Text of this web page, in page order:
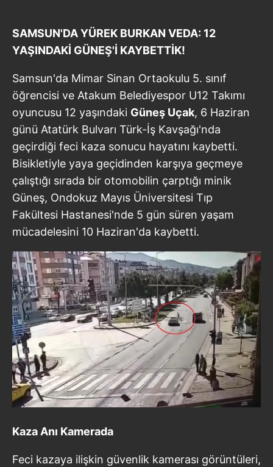
SAMSUN'DA YÜREK BURKAN VEDA: 12
YAŞINDAKİ GÜNEŞ'İ KAYBETTİK!
Samsun'da Mimar Sinan Ortaokulu 5. sınıf
öğrencisi ve Atakum Belediyespor U12 Takımı
oyuncusu 12 yaşındaki Güneş Uçak, 6 Haziran
günü Atatürk Bulvarı Türk-İş Kavşağı'nda
geçirdiği feci kaza sonucu hayatını kaybetti.
Bisikletiyle yaya geçidinden karşıya geçmeye
çalıştığı sırada bir otomobilin çarptığı minik
Güneş, Ondokuz Mayıs Üniversitesi Tıp
Fakültesi Hastanesi'nde 5 gün süren yaşam
mücadelesini 10 Haziran'da kaybetti.
Kaza Anı Kamerada
Feci kazaya ilişkin güvenlik kamerası görüntüleri,